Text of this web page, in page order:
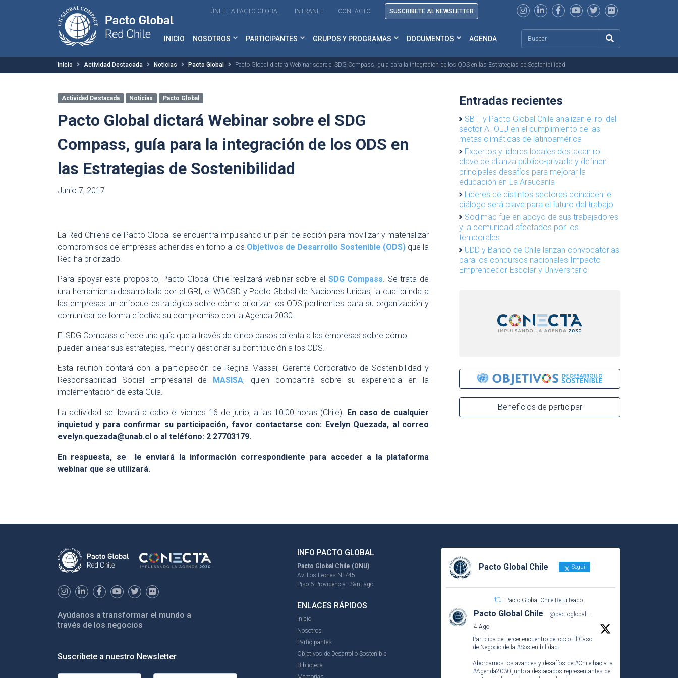
ÚNETE A PACTO GLOBAL INTRANET CONTACTO SUSCRIBETE AL NEWSLETTER
INICIO NOSOTROS PARTICIPANTES GRUPOS Y PROGRAMAS DOCUMENTOS AGENDA
Inicio Actividad Destacada Noticias Pacto Global Pacto Global dictará Webinar sobre el SDG Compass, guía para la integración de los ODS en las Estrategias de Sostenibilidad
Actividad Destacada Noticias Pacto Global
Pacto Global dictará Webinar sobre el SDG
Compass, guía para la integración de los ODS en
las Estrategias de Sostenibilidad
Junio 7, 2017
La Red Chilena de Pacto Global se encuentra impulsando un plan de acción para movilizar y materializar
compromisos de empresas adheridas en torno a los Objetivos de Desarrollo Sostenible (ODS) que la
Red ha priorizado.
Para apoyar este propósito, Pacto Global Chile realizará webinar sobre el SDG Compass. Se trata de
una herramienta desarrollada por el GRI, el WBCSD y Pacto Global de Naciones Unidas, la cual brinda a
las empresas un enfoque estratégico sobre cómo priorizar los ODS pertinentes para su organización y
comunicar de forma efectiva su compromiso con la Agenda 2030.
El SDG Compass ofrece una guía que a través de cinco pasos orienta a las empresas sobre cómo
pueden alinear sus estrategias, medir y gestionar su contribución a los ODS.
Esta reunión contará con la participación de Regina Massai, Gerente Corporativo de Sostenibilidad y
Responsabilidad Social Empresarial de MASISA, quien compartirá sobre su experiencia en la
implementación de esta Guía.
La actividad se llevará a cabo el viernes 16 de junio, a las 10:00 horas (Chile). En caso de cualquier
inquietud y para confirmar su participación, favor contactarse con: Evelyn Quezada, al correo
evelyn.quezada@unab.cl o al teléfono: 2 27703179.
En respuesta, se le enviará la información correspondiente para acceder a la plataforma
webinar que se utilizará.
Entradas recientes
SBTi y Pacto Global Chile analizan el rol del
sector AFOLU en el cumplimiento de las
metas climáticas de latinoamérica
Expertos y líderes locales destacan rol
clave de alianza público-privada y definen
principales desafíos para mejorar la
educación en La Araucanía
Líderes de distintos sectores coinciden: el
diálogo será clave para el futuro del trabajo
Sodimac fue en apoyo de sus trabajadores
y la comunidad afectados por los
temporales
UDD y Banco de Chile lanzan convocatorias
para los concursos nacionales Impacto
Emprendedor Escolar y Universitario
Beneficios de participar
Ayúdanos a transformar el mundo a
través de los negocios
Suscríbete a nuestro Newsletter
INFO PACTO GLOBAL
Pacto Global Chile (ONU)
Av. Los Leones N°745
Piso 6 Providencia - Santiago
ENLACES RÁPIDOS
Inicio
Nosotros
Participantes
Objetivos de Desarrollo Sostenible
Biblioteca
Pacto Global Chile Seguir
Pacto Global Chile Retuiteado
Pacto Global Chile @pactoglobal
·
4 Ago
Participa del tercer encuentro del ciclo El Caso
de Negocio de la #Sostenibilidad.
Abordamos los avances y desafíos de #Chile hacia la
#Agenda2030 junto a destacados representantes del